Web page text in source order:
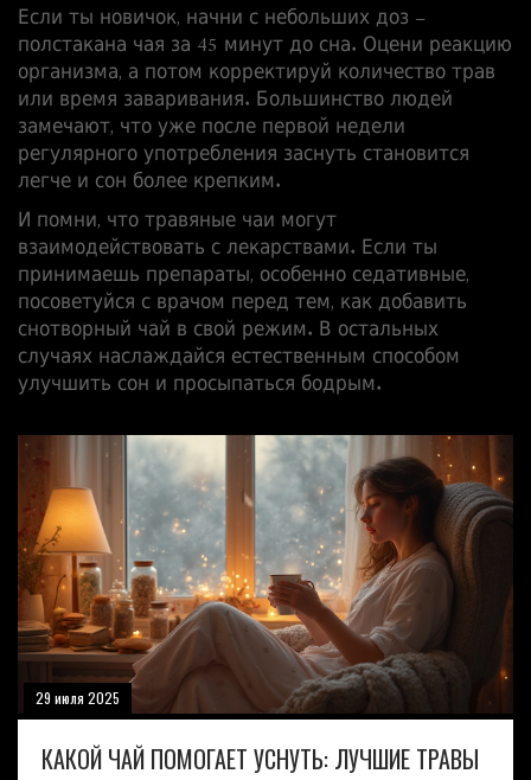
Если ты новичок, начни с небольших доз –
полстакана чая за 45 минут до сна. Оцени реакцию
организма, а потом корректируй количество трав
или время заваривания. Большинство людей
замечают, что уже после первой недели
регулярного употребления заснуть становится
легче и сон более крепким.
И помни, что травяные чаи могут
взаимодействовать с лекарствами. Если ты
принимаешь препараты, особенно седативные,
посоветуйся с врачом перед тем, как добавить
снотворный чай в свой режим. В остальных
случаях наслаждайся естественным способом
улучшить сон и просыпаться бодрым.
29 июля 2025
КАКОЙ ЧАЙ ПОМОГАЕТ УСНУТЬ: ЛУЧШИЕ ТРАВЫ